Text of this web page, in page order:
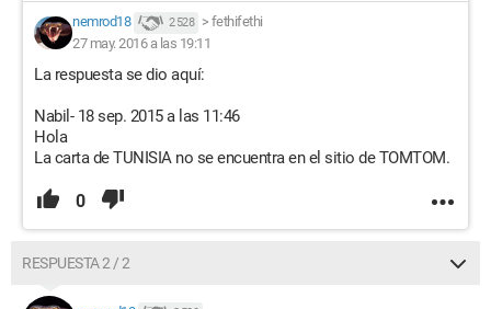
nemrod18 2 528 > fethifethi
27 may. 2016 a las 19:11
La respuesta se dio aquí:
Nabil- 18 sep. 2015 a las 11:46
Hola
La carta de TUNISIA no se encuentra en el sitio de TOMTOM.
0
RESPUESTA 2 / 2